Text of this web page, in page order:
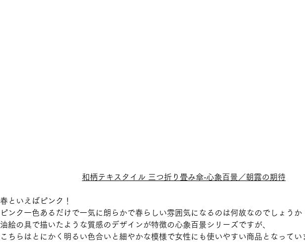
和柄テキスタイル 三つ折り畳み傘‐心象百景／朝露の期待
春といえばピンク！
ピンク一色あるだけで一気に朗らかで春らしい雰囲気になるのは何故なのでしょうか
油絵の具で描いたような質感のデザインが特徴の心象百景シリーズですが、
こちらはとにかく明るい色合いと細やかな模様で女性にも使いやすい商品となってい